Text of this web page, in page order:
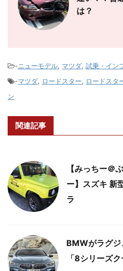
は？
-ニューモデル, マツダ, 試乗・イン
-マツダ, ロードスター, ロードスタ
ン
関連記事
【みっちー＠
ー】スズキ 新
ラ
BMWがラグジ
「8シリーズ